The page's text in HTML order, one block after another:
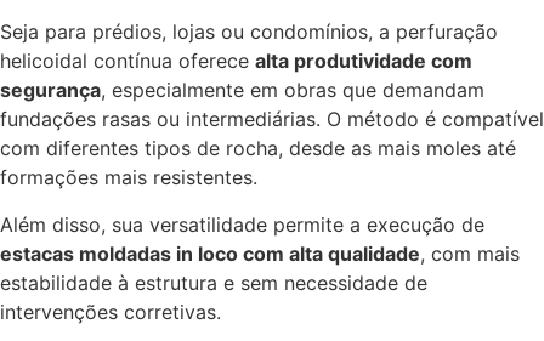
Seja para prédios, lojas ou condomínios, a perfuração
helicoidal contínua oferece alta produtividade com
segurança, especialmente em obras que demandam
fundações rasas ou intermediárias. O método é compatível
com diferentes tipos de rocha, desde as mais moles até
formações mais resistentes.
Além disso, sua versatilidade permite a execução de
estacas moldadas in loco com alta qualidade, com mais
estabilidade à estrutura e sem necessidade de
intervenções corretivas.